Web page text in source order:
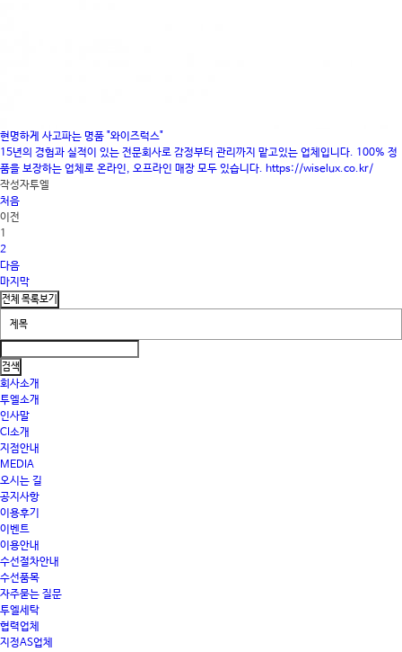
현명하게 사고파는 명품 "와이즈럭스"
15년의 경험과 실적이 있는 전문회사로 감정부터 관리까지 맡고있는 업체입니다. 100% 정
품을 보장하는 업체로 온라인, 오프라인 매장 모두 있습니다. https://wiselux.co.kr/
작성자투엘
처음
이전
1
2
다음
마지막
회사소개
투엘소개
인사말
CI소개
지점안내
MEDIA
오시는 길
공지사항
이용후기
이벤트
이용안내
수선절차안내
수선품목
자주묻는 질문
투엘세탁
협력업체
지정AS업체